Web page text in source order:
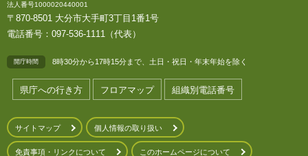
法人番号1000020440001
〒870-8501 大分市大手町3丁目1番1号
電話番号：097-536-1111（代表）
開庁時間 8時30分から17時15分まで、土日・祝日・年末年始を除く
県庁への行き方 フロアマップ 組織別電話番号
サイトマップ 個人情報の取り扱い
免責事項・リンクについて このホームページについて